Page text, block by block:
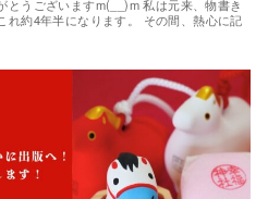
とうございますm(__)m 私は元来、物書き
れ約4年半になります。 その間、熱心に記